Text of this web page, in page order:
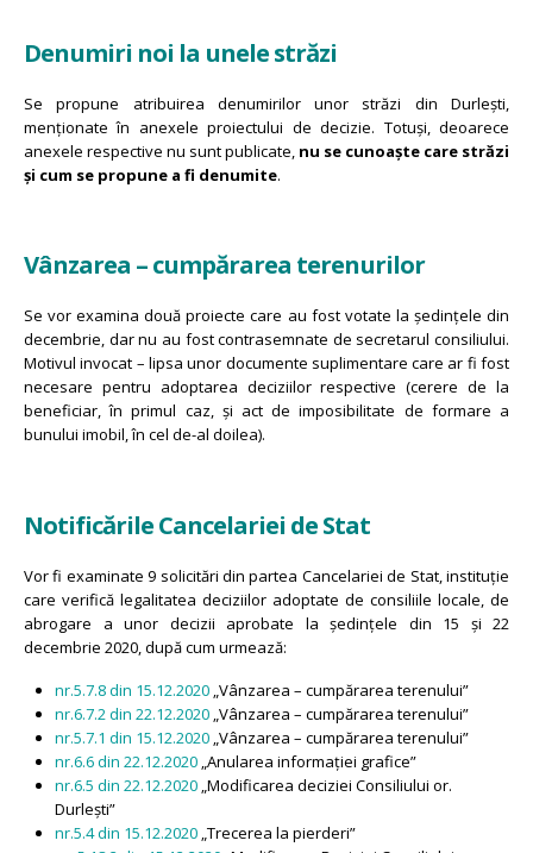
Denumiri noi la unele străzi
Se propune atribuirea denumirilor unor străzi din Durlești,
menționate în anexele proiectului de decizie. Totuși, deoarece
anexele respective nu sunt publicate, nu se cunoaște care străzi
și cum se propune a fi denumite.
Vânzarea – cumpărarea terenurilor
Se vor examina două proiecte care au fost votate la ședințele din
decembrie, dar nu au fost contrasemnate de secretarul consiliului.
Motivul invocat – lipsa unor documente suplimentare care ar fi fost
necesare pentru adoptarea deciziilor respective (cerere de la
beneficiar, în primul caz, și act de imposibilitate de formare a
bunului imobil, în cel de-al doilea).
Notificările Cancelariei de Stat
Vor fi examinate 9 solicitări din partea Cancelariei de Stat, instituție
care verifică legalitatea deciziilor adoptate de consiliile locale, de
abrogare a unor decizii aprobate la ședințele din 15 și 22
decembrie 2020, după cum urmează:
nr.5.7.8 din 15.12.2020 „Vânzarea – cumpărarea terenului”
nr.6.7.2 din 22.12.2020 „Vânzarea – cumpărarea terenului”
nr.5.7.1 din 15.12.2020 „Vânzarea – cumpărarea terenului”
nr.6.6 din 22.12.2020 „Anularea informației grafice”
nr.6.5 din 22.12.2020 „Modificarea deciziei Consiliului or.
Durlești”
nr.5.4 din 15.12.2020 „Trecerea la pierderi”